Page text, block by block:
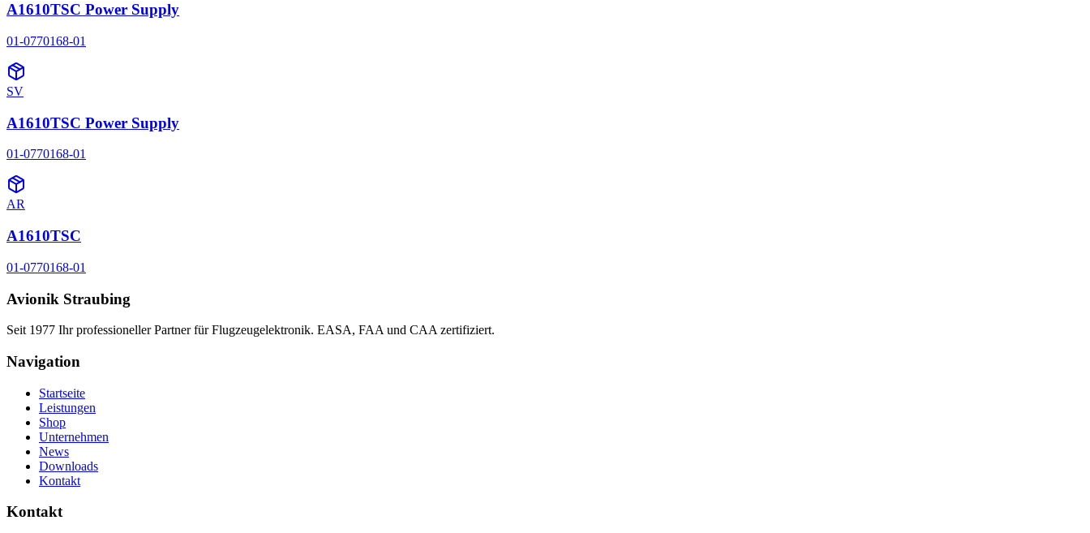
A1610TSC Power Supply
01-0770168-01
SV
A1610TSC Power Supply
01-0770168-01
AR
A1610TSC
01-0770168-01
Avionik Straubing
Seit 1977 Ihr professioneller Partner für Flugzeugelektronik. EASA, FAA und CAA zertifiziert.
Navigation
Startseite
Leistungen
Shop
Unternehmen
News
Downloads
Kontakt
Kontakt